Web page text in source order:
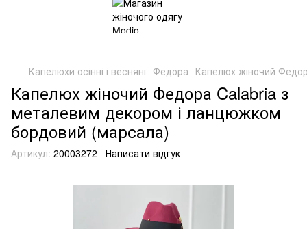
Капелюхи осінні і весняні Федора Капелюх жіночий
Капелюх жіночий Федора Calabria з
металевим декором і ланцюжком
бордовий (марсала)
Артикул: 20003272 Написати відгук